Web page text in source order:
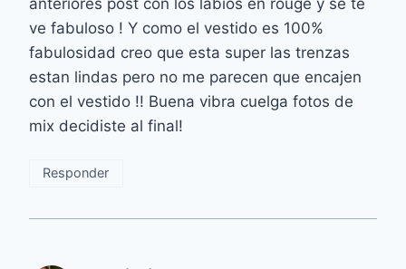
ve fabuloso ! Y como el vestido es 100%
fabulosidad creo que esta super las trenzas
estan lindas pero no me parecen que encajen
con el vestido !! Buena vibra cuelga fotos de
mix decidiste al final!
Responder